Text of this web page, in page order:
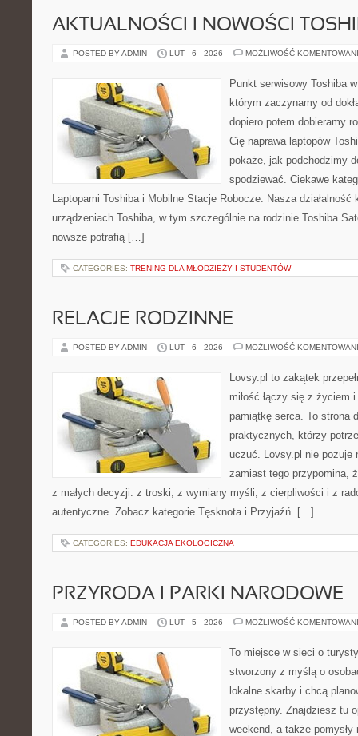
AKTUALNOŚCI I NOWOŚCI
POSTED BY ADMIN LUT - 6 - 2026 MOŻLIWOŚĆ
Punkt serwisowy Toshiba
którym zaczynamy od
dopiero potem dobieramy
Cię naprawa laptopów
pokaże, jak podchodzimy
spodziewać. Ciekawe
Laptopami Toshiba i Mobilne Stacje Robocze. Nasza działalność
urządzeniach Toshiba, w tym szczególnie na rodzinie Toshiba
nowsze potrafią […]
CATEGORIES: TRENING DLA MŁODZIEŻY I STUDENTÓW
RELACJE RODZINNE
POSTED BY ADMIN LUT - 6 - 2026 MOŻLIWOŚĆ
Lovsy.pl to zakątek
miłość łączy się z życiem
pamiątkę serca. To strona
praktycznych, którzy
uczuć. Lovsy.pl nie pozuje
zamiast tego przypomina,
z małych decyzji: z troski, z wymiany myśli, z cierpliwości i z
autentyczne. Zobacz kategorie Tęsknota i Przyjaźń. […]
CATEGORIES: EDUKACJA EKOLOGICZNA
PRZYRODA I PARKI NARODOWE
POSTED BY ADMIN LUT - 5 - 2026 MOŻLIWOŚĆ
To miejsce w sieci o
stworzony z myślą o
lokalne skarby i chcą
przystępny. Znajdziesz tu
weekend, a także